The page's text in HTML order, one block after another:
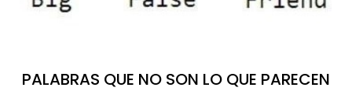
PALABRAS QUE NO SON LO QUE PARECEN